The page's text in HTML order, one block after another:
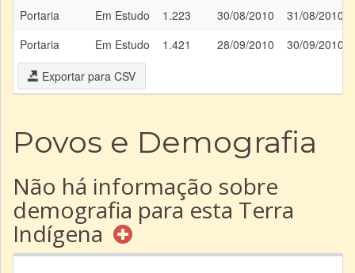
Portaria
Em Estudo 1.223 30/08/2010
31/08/2010
Portaria
Em Estudo 1.421 28/09/2010
30/09/2010
Exportar para CSV
Povos e Demografia
Não há informação sobre
demografia para esta Terra
Indígena